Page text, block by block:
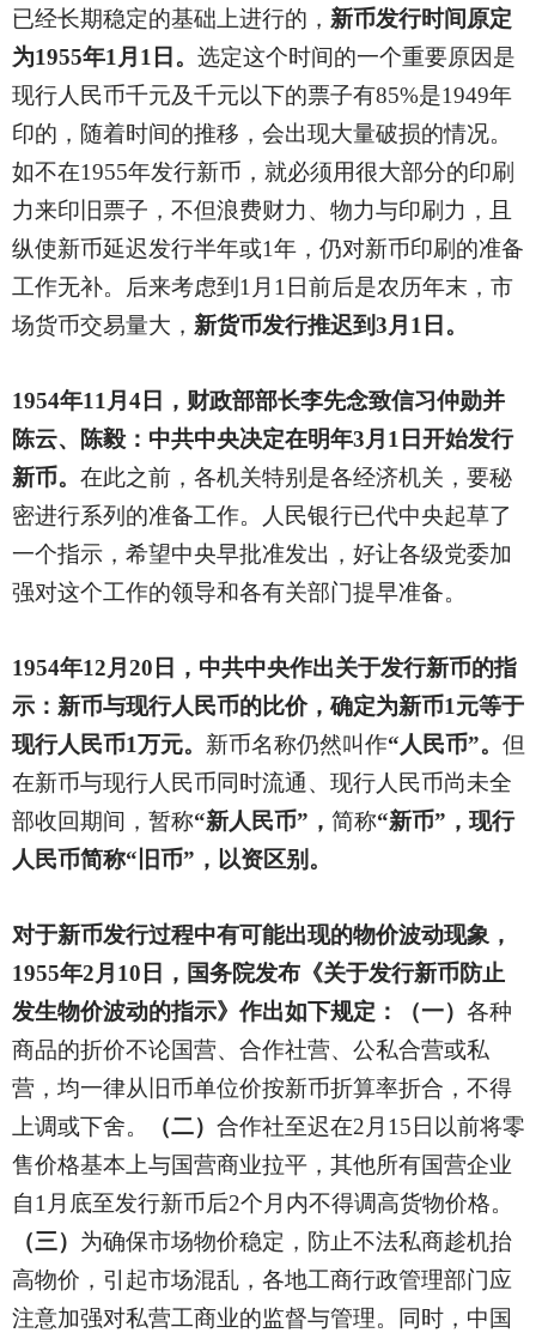
已经长期稳定的基础上进行的， 新币发行时间原定
为1955年1月1日。 选定这个时间的一个重要原因是
现行人民币千元及千元以下的票子有85%是1949年
印的，随着时间的推移，会出现大量破损的情况。
如不在1955年发行新币，就必须用很大部分的印刷
力来印旧票子，不但浪费财力、物力与印刷力，且
纵使新币延迟发行半年或1年，仍对新币印刷的准备
工作无补。后来考虑到1月1日前后是农历年末，市
场货币交易量大， 新货币发行推迟到3月1日。
1954年11月4日，财政部部长李先念致信习仲勋并
陈云、陈毅：中共中央决定在明年3月1日开始发行
新币。 在此之前，各机关特别是各经济机关，要秘
密进行系列的准备工作。人民银行已代中央起草了
一个指示，希望中央早批准发出，好让各级党委加
强对这个工作的领导和各有关部门提早准备。
1954年12月20日，中共中央作出关于发行新币的指
示：新币与现行人民币的比价，确定为新币1元等于
现行人民币1万元。 新币名称仍然叫作“人民币”。 但
在新币与现行人民币同时流通、现行人民币尚未全
部收回期间，暂称“新人民币”， 简称“新币”，现行
人民币简称“旧币”，以资区别。
对于新币发行过程中有可能出现的物价波动现象，
1955年2月10日，国务院发布《关于发行新币防止
发生物价波动的指示》作出如下规定：（一） 各种
商品的折价不论国营、合作社营、公私合营或私
营，均一律从旧币单位价按新币折算率折合，不得
上调或下舍。
（二） 合作社至迟在2月15日以前将零
售价格基本上与国营商业拉平，其他所有国营企业
自1月底至发行新币后2个月内不得调高货物价格。
（三） 为确保市场物价稳定，防止不法私商趁机抬
高物价，引起市场混乱，各地工商行政管理部门应
注意加强对私营工商业的监督与管理。同时，中国